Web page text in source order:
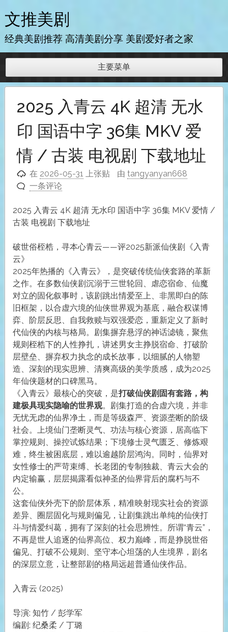
至
内
文推美剧
经典美剧推荐 高清美剧分享 美剧爱好者之家
主要菜单
2025 入青云 4K 超清 无水
印 国语中字 36集 MKV 爱
情 / 古装 电视剧 下载地址
在 2026-05-31 上张贴 由tangyanyan668
一条评论
2025 入青云 4K 超清 无水印 国语中字 36集 MKV 爱情 /
古装 电视剧 下载地址
破世俗桎梏，寻本心青云——评2025新派仙侠剧《入青
云》
2025年热播的《入青云》，是突破传统仙侠套路的革新
之作。在多数仙侠剧沉溺于三世轮回、虐恋宿命、仙魔
对立的固化叙事时，该剧跳出情爱至上、非黑即白的陈
旧框架，以合虚六境的仙侠世界观为基底，融合权谋博
弈、阶层反思、自我救赎与双强爱恋，重新定义了新时
代仙侠的内核与格局。剧集摒弃悬浮的神话滤镜，聚焦
规则桎梏下的人性挣扎，讲述男女主挣脱宿命、打破阶
层壁垒、摒弃权力执念的成长故事，以细腻的人物塑
造、深刻的现实思辨、清爽高级的美学质感，成为2025
年仙侠题材的口碑黑马。
《入青云》最核心的突破，是打破仙侠剧固有套路，构
建极具现实隐喻的世界观。剧集打造的合虚六境，并非
无忧无虑的仙界净土，而是等级森严、资源垄断的阶级
社会。上境仙门垄断灵气、功法与核心资源，居高临下
掌控规则、操控试炼结果；下境修士灵气匮乏、修炼艰
难，终生被困底层，难以逾越阶层鸿沟。同时，仙界对
女性修士的严苛束缚、长老团的专制独裁、青云大会的
内定输赢，层层揭露看似神圣的仙界背后的腐朽与不
公。
这套仙侠外壳下的阶层体系，精准映射现实社会的资源
差异、圈层固化与规则偏见，让剧集跳出单纯的仙侠打
斗与情爱纠葛，拥有了深刻的社会思辨性。所谓“青云”，
不再是世人追逐的仙界高位、权力巅峰，而是挣脱世俗
偏见、打破不公规则、坚守本心坦荡的人生境界，剧名
的深层立意，让整部剧的格局远超普通仙侠作品。
入青云 (2025)
导演: 知竹 / 彭学军
编剧: 纪桑柔 / 丁璐